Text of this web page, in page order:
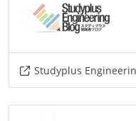
Studyplus